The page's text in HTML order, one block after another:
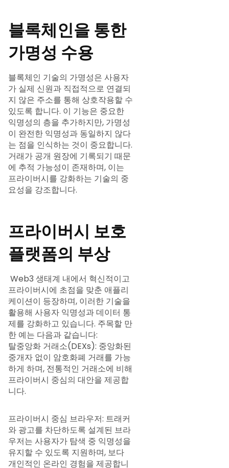
블록체인을 통한
가명성 수용
블록체인 기술의 가명성은 사용자
가 실제 신원과 직접적으로 연결되
지 않은 주소를 통해 상호작용할 수
있도록 합니다. 이 기능은 중요한
익명성의 층을 추가하지만, 가명성
이 완전한 익명성과 동일하지 않다
는 점을 인식하는 것이 중요합니다.
거래가 공개 원장에 기록되기 때문
에 추적 가능성이 존재하며, 이는
프라이버시를 강화하는 기술의 중
요성을 강조합니다.
프라이버시 보호
플랫폼의 부상
Web3 생태계 내에서 혁신적이고
프라이버시에 초점을 맞춘 애플리
케이션이 등장하며, 이러한 기술을
활용해 사용자 익명성과 데이터 통
제를 강화하고 있습니다. 주목할 만
한 예는 다음과 같습니다:
탈중앙화 거래소(DEXs): 중앙화된
중개자 없이 암호화폐 거래를 가능
하게 하며, 전통적인 거래소에 비해
프라이버시 중심의 대안을 제공합
니다.
프라이버시 중심 브라우저: 트래커
와 광고를 차단하도록 설계된 브라
우저는 사용자가 탐색 중 익명성을
유지할 수 있도록 지원하며, 보다
개인적인 온라인 경험을 제공합니